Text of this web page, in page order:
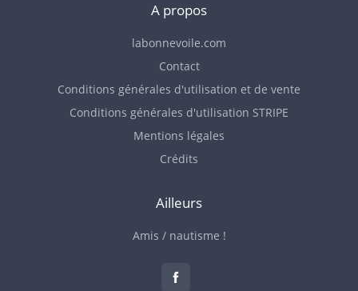
A propos
labonnevoile.com
Contact
Conditions générales d'utilisation et de vente
Conditions générales d'utilisation STRIPE
Mentions légales
Crédits
Ailleurs
Amis / nautisme !